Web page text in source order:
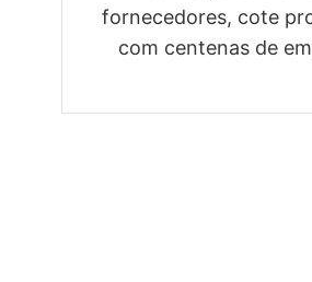
fornecedores, cote
com centenas de